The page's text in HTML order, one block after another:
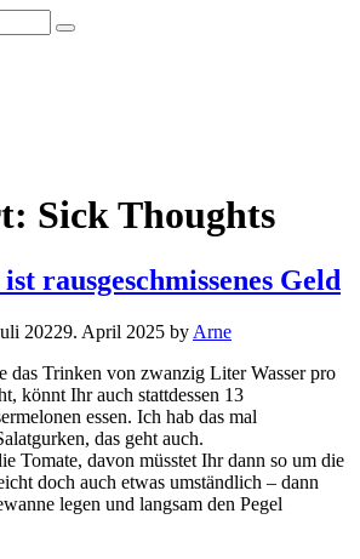
Suchen
Sick Thoughts
rausgeschmissenes Geld
20229. April 2025 by Arne
das Trinken von zwanzig Liter Wasser pro
könnt Ihr auch stattdessen 13
essen. Ich hab das mal
das geht auch.
Tomate, davon müsstet Ihr dann so um die
doch auch etwas umständlich – dann
legen und langsam den Pegel